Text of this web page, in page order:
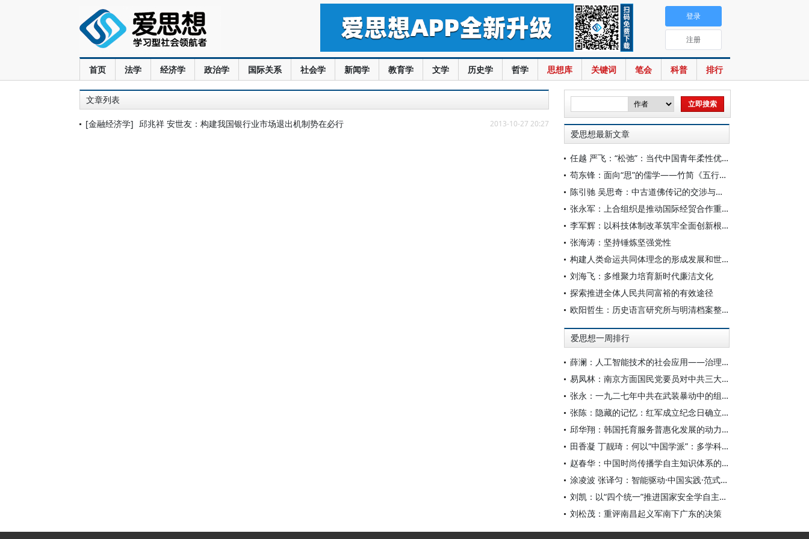
首页 法学 经济学 政治学 国际关系 社会学 新闻学 教育学 文学 历史学 哲学 思想库 关键词 笔会 科普 排行
登录
注册
文章列表
[金融经济学] 邱兆祥 安世友：构建我国银行业市场退出机制势在必行 2013-10-27 20:27
爱思想最新文章
任越 严飞：“松弛”：当代中国青年柔性优绩主义
苟东锋：面向“思”的儒学——竹简《五行》中的三“思”论
陈引驰 吴思奇：中古道佛传记的交涉与互融
张永军：上合组织是推动国际经贸合作重要力量
李军辉：以科技体制改革筑牢全面创新根基
张海涛：坚持锤炼坚强党性
构建人类命运共同体理念的形成发展和世界意义
刘海飞：多维聚力培育新时代廉洁文化
探索推进全体人民共同富裕的有效途径
欧阳哲生：历史语言研究所与明清档案整理工作（1928-1949年）
爱思想一周排行
薛澜：人工智能技术的社会应用——治理挑战
易凤林：南京方面国民党要员对中共三大起义的反应
张永：一九二七年中共在武装暴动中的组织转型
张陈：隐藏的记忆：红军成立纪念日确立前中共对南昌起义的纪念
邱华翔：韩国托育服务普惠化发展的动力机制、制度路径与政策效应
田香凝 丁靓琦：何以“中国学派”：多学科视野下中国特色新闻传播学建设的研究
赵春华：中国时尚传播学自主知识体系的内在逻辑与实践路径
涂凌波 张译匀：智能驱动·中国实践·范式创新：“构建中国新闻传播学自主知识体系”专题研讨会综述
刘凯：以“四个统一”推进国家安全学自主知识体系构建
刘松茂：重评南昌起义军南下广东的决策